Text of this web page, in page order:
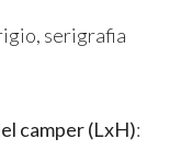
serigrafia
camper (LxH):